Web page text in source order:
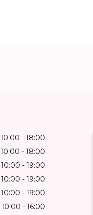
10:00
18:00
10:00
18:00
10:00
19:00
10:00
19:00
10:00
19:00
10:00
16:00